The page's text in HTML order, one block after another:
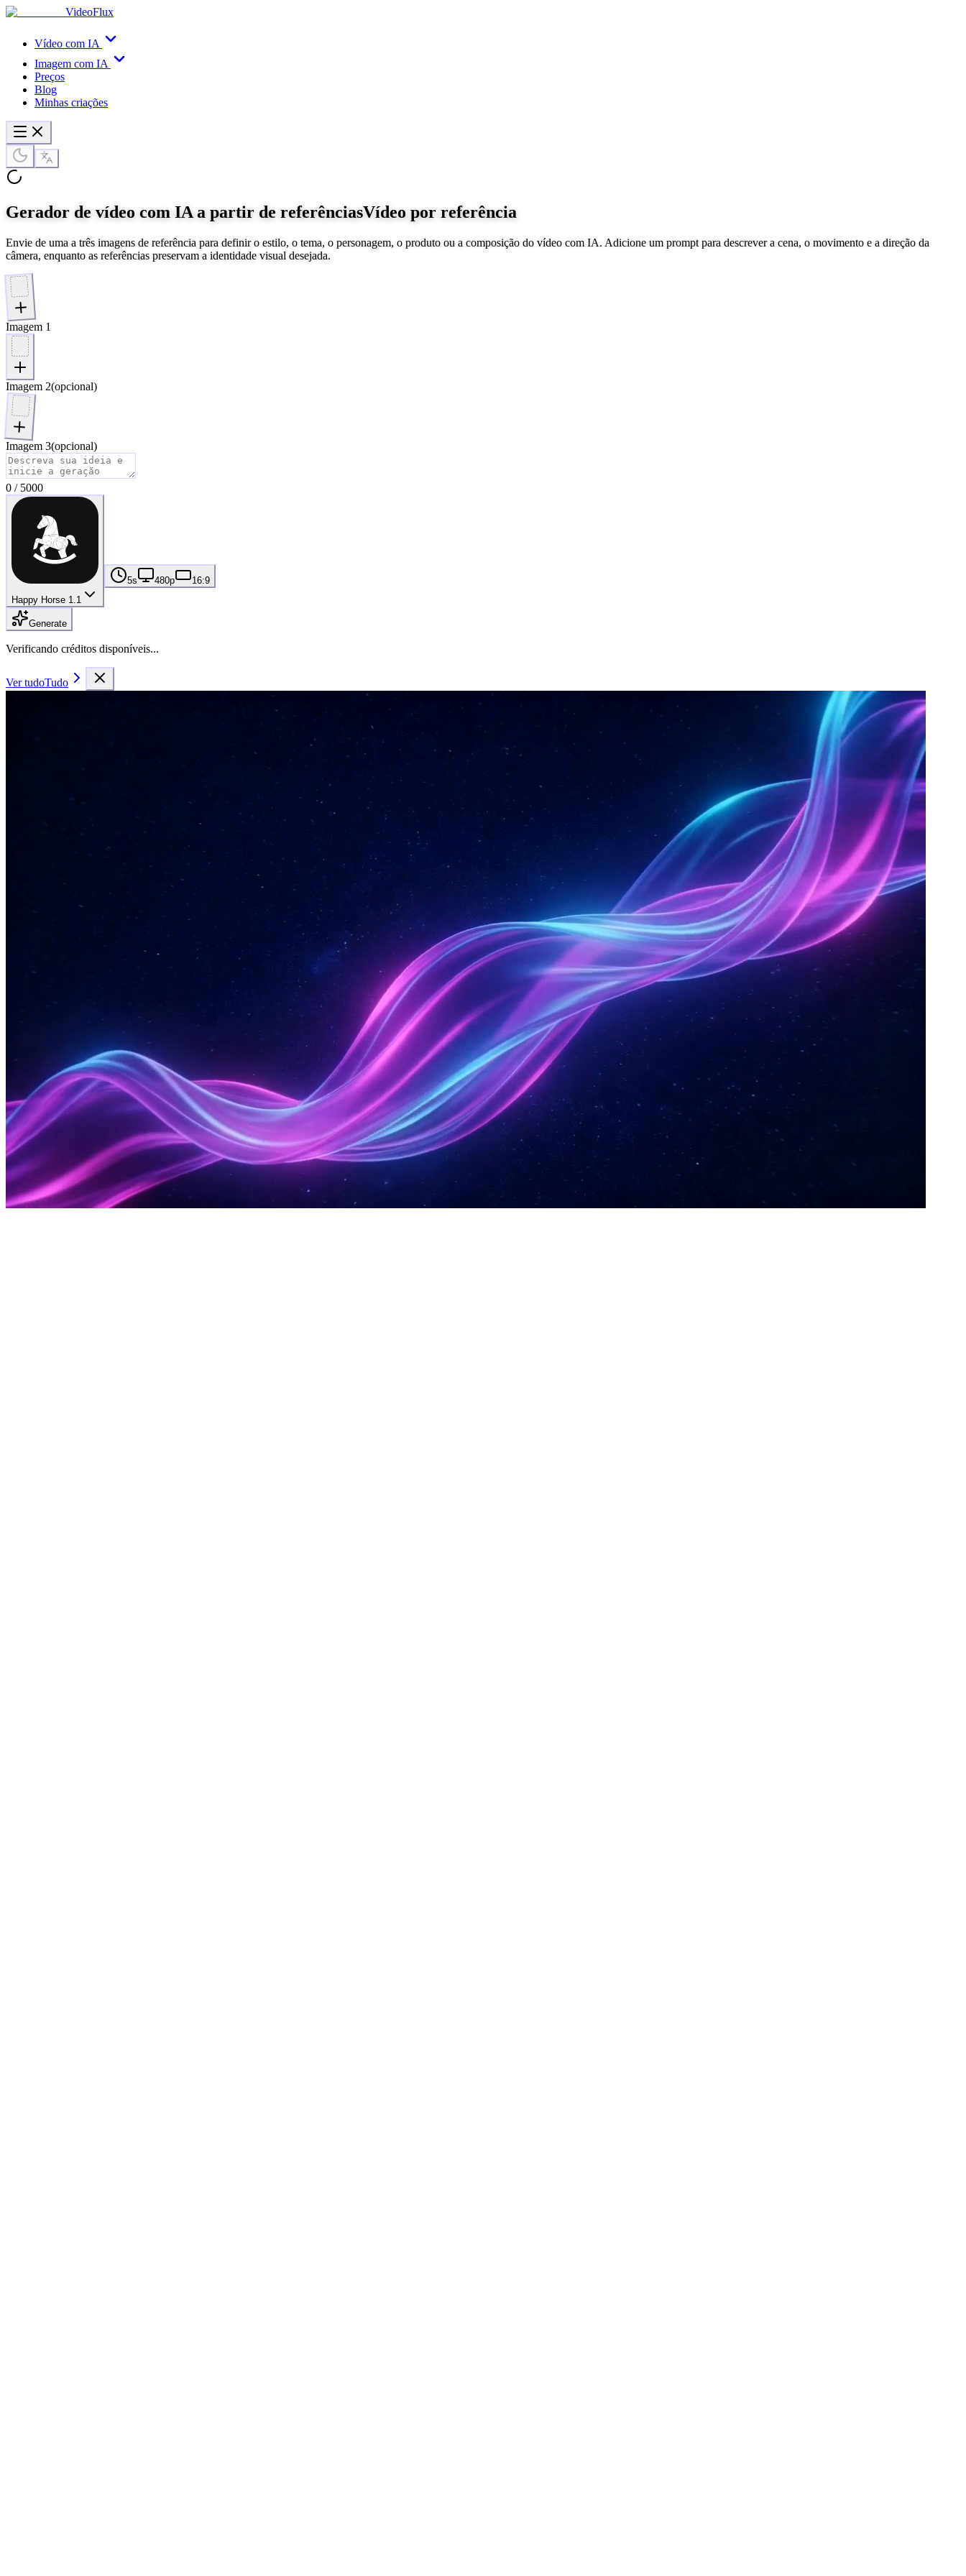
VideoFlux
Vídeo com IA
Imagem com IA
Preços
Blog
Minhas criações
Gerador de vídeo com IA a partir de referênciasVídeo por referência
Envie de uma a três imagens de referência para definir o estilo, o tema, o personagem, o produto ou a composição do vídeo com IA. Adicione um prompt para descrever a cena, o movimento e a direção da
câmera, enquanto as referências preservam a identidade visual desejada.
Imagem 1
Imagem 2(opcional)
Imagem 3(opcional)
0 / 5000
Happy Horse 1.1
5s 480p 16:9
Generate
Verificando créditos disponíveis...
Ver tudoTudo